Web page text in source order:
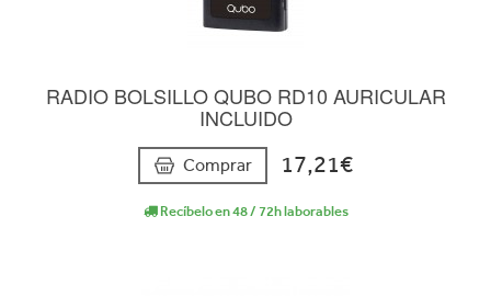
RADIO BOLSILLO QUBO RD10 AURICULAR
INCLUIDO
Comprar 17,21€
Recíbelo en 48 / 72h laborables